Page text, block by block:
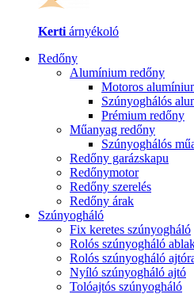
Kerti árnyékoló
Redőny
Alumínium redőny
Motoros
Szúnyoghálós
Prémium redőny
Műanyag redőny
Szúnyoghálós
Redőny garázskapu
Redőnymotor
Redőny szerelés
Redőny árak
Szúnyogháló
Fix keretes szúnyogháló
Rolós szúnyogháló
Rolós szúnyogháló
Nyíló szúnyogháló ajtó
Tolóajtós szúnyogháló